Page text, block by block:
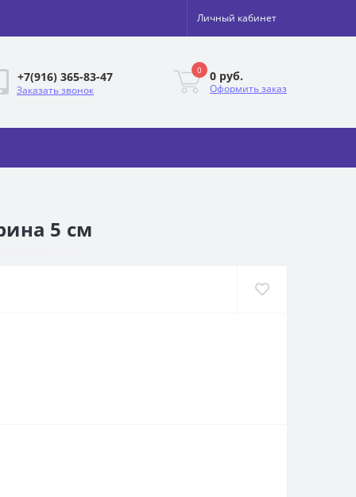
Личный кабинет
+7(916) 365-83-47
Заказать звонок
0 0 руб.
Оформить заказ
5 см